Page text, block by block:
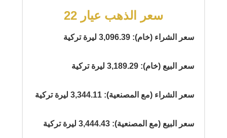
سعر الذهب عيار 22
سعر الشراء (خام): 3,096.39 ليرة تركية
سعر البيع (خام): 3,189.29 ليرة تركية
سعر الشراء (مع المصنعية): 3,344.11 ليرة تركية
سعر البيع (مع المصنعية): 3,444.43 ليرة تركية